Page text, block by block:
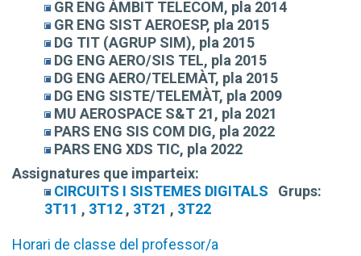
GR ENG ÀMBIT TELECOM, pla 2014
GR ENG SIST AEROESP, pla 2015
DG TIT (AGRUP SIM), pla 2015
DG ENG AERO/SIS TEL, pla 2015
DG ENG AERO/TELEMÀT, pla 2015
DG ENG SISTE/TELEMÀT, pla 2009
MU AEROSPACE S&T 21, pla 2021
PARS ENG SIS COM DIG, pla 2022
PARS ENG XDS TIC, pla 2022
Assignatures que imparteix:
CIRCUITS I SISTEMES DIGITALS
Grups:
3T11 , 3T12 , 3T21 , 3T22
Horari de classe del professor/a